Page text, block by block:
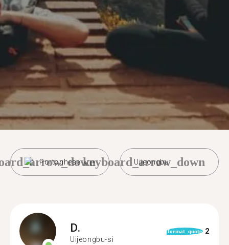
Portoghese Uijeongbu
keyboard_arrow_down
D.
Uijeongbu-si
format_quote 2